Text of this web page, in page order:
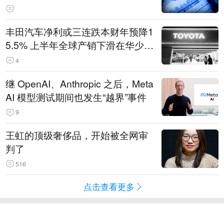
丰田汽车净利或三连跌本财年预降1
5.5% 上半年全球产销下滑在华少卖
14.3万辆
4
继 OpenAI、Anthropic 之后，Meta
AI 模型测试期间也发生“越界”事件
9
王虹的顶级奢侈品，开始被全网审
判了
516
点击查看更多